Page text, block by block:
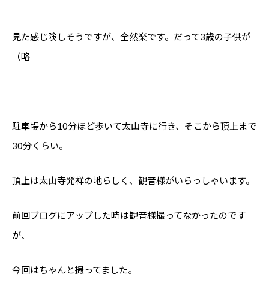
見た感じ険しそうですが、全然楽です。だって3歳の子供が
（略
駐車場から10分ほど歩いて太山寺に行き、そこから頂上まで
30分くらい。
頂上は太山寺発祥の地らしく、観音様がいらっしゃいます。
前回ブログにアップした時は観音様撮ってなかったのです
が、
今回はちゃんと撮ってました。